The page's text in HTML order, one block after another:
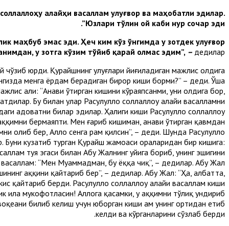
алайҳи васаллам улуғвор ва маҳобатли эдилар.
Юзлари тўлин ой каби нур сочар эди”.
маҳбуб эмас эди. Ҳеч ким кўз ўнгимда у зотдек улуғвор
у зотга кўзим тўйиб қарай олмас эдим”, – дедилар
юрди. Қурайшнинг улуғлари йиғиладиган мажлис олдига
менга ёрдам берадиган бирор киши борми?” – деди. Ўша
аҳли: “Анави ўтирган кишини кўраяпсанми, уни олдига бор,
Бу билан улар Расулуллоҳ соллаллоҳу алайҳи васалламни
адоватни билар эдилар. Ҳалиги киши Расулуллоҳ соллаллоҳу
бермаяпти. Мен ғариб кишиман, анави ўтирган қавмдан
бер, Аллоҳ сенга раҳм қилсин”, – деди. Шунда Расулуллоҳ
Буни кузатиб турган Қурайш жамоаси ораларидан бир кишига:
туя эгаси билан Абу Жаҳлнинг уйига бориб, унинг эшигини
“Мен Муҳаммадман, бу ёққа чиқ”, – дедилар. Абу Жаҳл
ҳаққини қайтариб бер”, – дедилар. Абу Жаҳл: “Ҳа, албатта,
қайтариб берди. Расулуллоҳ соллаллоҳу алайҳи васаллам киши
ила мукофотласин! Аллоҳга қасамки, у ҳаққимни тўлиқ ундириб
билиб келиш учун юборган киши ҳам унинг ортидан етиб
келди ва кўрганларини сўзлаб берди.